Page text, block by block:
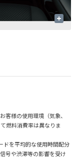
+
様の使用環境（気象、
燃料消費率は異なりま
ドを平均的な使用時間配分
号や渋滞等の影響を受け